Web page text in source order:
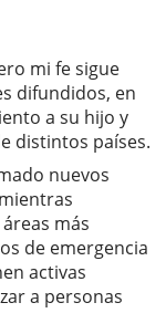
mi fe sigue
difundidos, en
a su hijo y
distintos países.
nuevos
más
de emergencia
activas
a personas